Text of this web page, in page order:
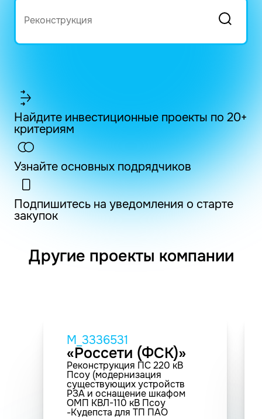
Найдите инвестиционные проекты по 20+
критериям
Узнайте основных подрядчиков
Подпишитесь на уведомления о старте
закупок
Другие проекты компании
M_3336531
«Россети (ФСК)»
Реконструкция ПС 220 кВ
Псоу (модернизация
существующих устройств
РЗА и оснащение шкафом
ОМП КВЛ-110 кВ Псоу
-Кудепста для ТП ПАО